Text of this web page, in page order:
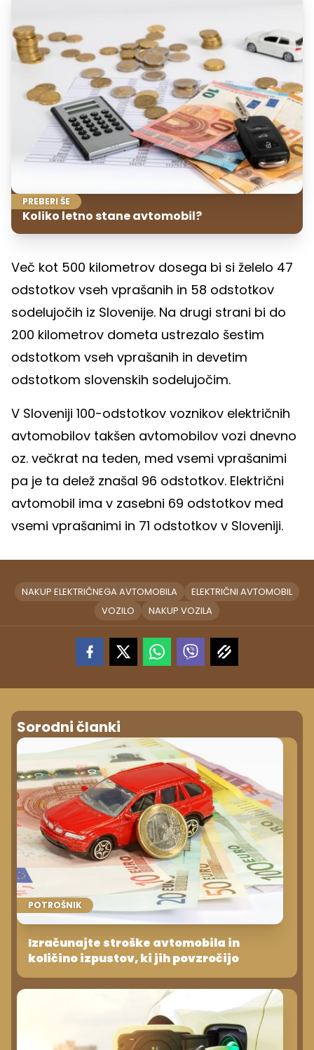
PREBERI ŠE
Koliko letno stane avtomobil?
Več kot 500 kilometrov dosega bi si želelo 47
odstotkov vseh vprašanih in 58 odstotkov
sodelujočih iz Slovenije. Na drugi strani bi do
200 kilometrov dometa ustrezalo šestim
odstotkom vseh vprašanih in devetim
odstotkom slovenskih sodelujočim.
V Sloveniji 100-odstotkov voznikov električnih
avtomobilov takšen avtomobilov vozi dnevno
oz. večkrat na teden, med vsemi vprašanimi
pa je ta delež znašal 96 odstotkov. Električni
avtomobil ima v zasebni 69 odstotkov med
vsemi vprašanimi in 71 odstotkov v Sloveniji.
NAKUP ELEKTRIČNEGA AVTOMOBILA
ELEKTRIČNI AVTOMOBIL
VOZILO
NAKUP VOZILA
Sorodni članki
POTROŠNIK
Izračunajte stroške avtomobila in
količino izpustov, ki jih povzročijo